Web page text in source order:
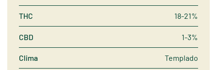
THC 18-21%
CBD 1-3%
Clima Templado